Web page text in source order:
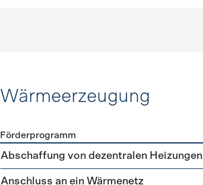
Wärmeerzeugung
Förderprogramme Wärmeerzeugung
Förderprogramm
Abschaffung von dezentralen Heizungen
Anschluss an ein Wärmenetz